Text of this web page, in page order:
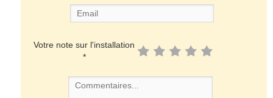
Votre note sur l'installation
*